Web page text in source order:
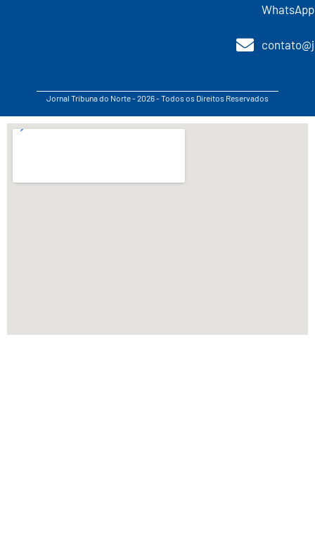
WhatsApp
Jornal Tribuna do Norte - 2026 - Todos os Direitos Reservados